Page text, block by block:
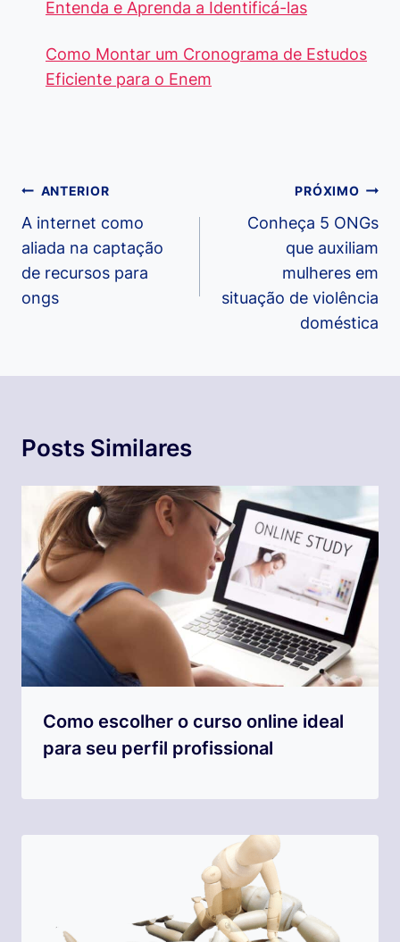
Entenda e Aprenda a Identificá-las
Como Montar um Cronograma de Estudos
Eficiente para o Enem
Navegação
de
Post
ANTERIOR
A internet como
aliada na captação
de recursos para
ongs
PRÓXIMO
Conheça 5 ONGs
que auxiliam
mulheres em
situação de violência
doméstica
Posts Similares
Como escolher o curso online ideal
para seu perfil profissional